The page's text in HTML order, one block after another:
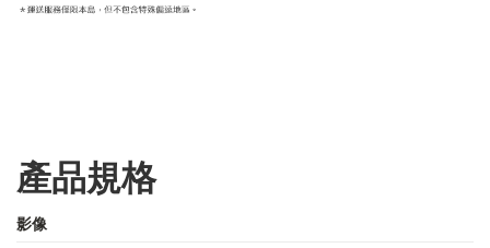
產品規格
影像